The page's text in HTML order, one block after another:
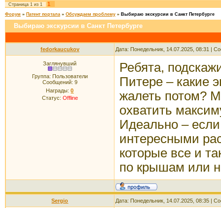
Страница 1 из 1 1
Форум » Патент портала » Обсуждаем проблему » Выбираю экскурсии в Санкт Петербурге
Выбираю экскурсии в Санкт Петербурге
fedorkaucukov Дата: Понедельник, 14.07.2025, 08:31 |
Заглянувший
Группа: Пользователи
Сообщений: 9
Награды:0
Статус: Offline
Ребята,
Питере – какие
жалеть потом?
охватить
Идеально –
интересными
которые все и
по крышам или
Sergio Дата: Понедельник, 14.07.2025, 08:35 |